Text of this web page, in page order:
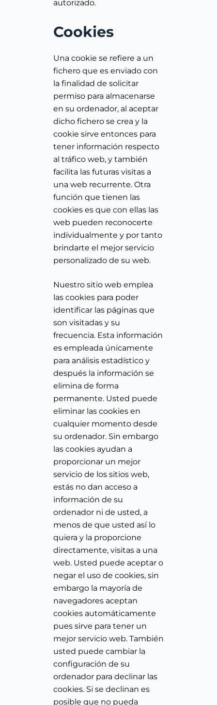
autorizado.
Cookies
Una cookie se refiere a un
fichero que es enviado con
la finalidad de solicitar
permiso para almacenarse
en su ordenador, al aceptar
dicho fichero se crea y la
cookie sirve entonces para
tener información respecto
al tráfico web, y también
facilita las futuras visitas a
una web recurrente. Otra
función que tienen las
cookies es que con ellas las
web pueden reconocerte
individualmente y por tanto
brindarte el mejor servicio
personalizado de su web.
Nuestro sitio web emplea
las cookies para poder
identificar las páginas que
son visitadas y su
frecuencia. Esta información
es empleada únicamente
para análisis estadístico y
después la información se
elimina de forma
permanente. Usted puede
eliminar las cookies en
cualquier momento desde
su ordenador. Sin embargo
las cookies ayudan a
proporcionar un mejor
servicio de los sitios web,
estás no dan acceso a
información de su
ordenador ni de usted, a
menos de que usted así lo
quiera y la proporcione
directamente, visitas a una
web. Usted puede aceptar o
negar el uso de cookies, sin
embargo la mayoría de
navegadores aceptan
cookies automáticamente
pues sirve para tener un
mejor servicio web. También
usted puede cambiar la
configuración de su
ordenador para declinar las
cookies. Si se declinan es
posible que no pueda